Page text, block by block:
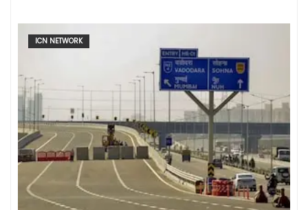
ICN NETWORK